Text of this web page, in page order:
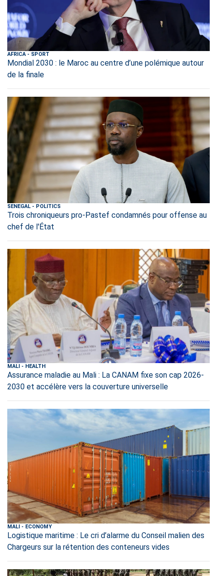
AFRICA- SPORT
Mondial 2030 : le Maroc au centre d’une polémique autour
de la finale
SENEGAL - POLITICS
Trois chroniqueurs pro-Pastef condamnés pour offense au
chef de l'État
MALI - HEALTH
Assurance maladie au Mali : La CANAM fixe son cap 2026-
2030 et accélère vers la couverture universelle
MALI - ECONOMY
Logistique maritime : Le cri d’alarme du Conseil malien des
Chargeurs sur la rétention des conteneurs vides